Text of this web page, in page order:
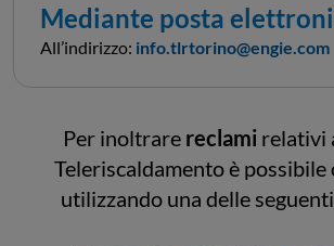
Mediante posta
All’indirizzo: info.tlrtorino@engie.com
Per inoltrare reclami relativi
Teleriscaldamento è
utilizzando una delle